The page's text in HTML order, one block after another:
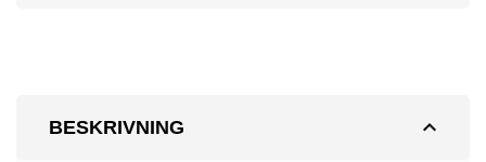
expand_less
BESKRIVNING